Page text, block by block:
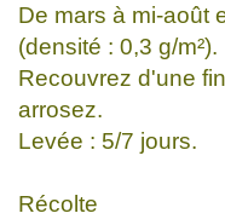
De mars à mi-août
(densité : 0,3 g/m²).
Recouvrez d'une
arrosez.
Levée : 5/7 jours.
Récolte